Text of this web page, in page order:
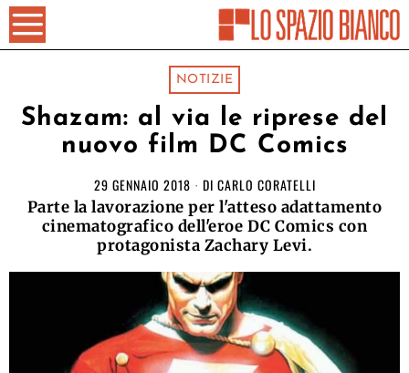
NOTIZIE
Shazam: al via le riprese del
nuovo film DC Comics
29 GENNAIO 2018 DI CARLO CORATELLI
Parte la lavorazione per l'atteso adattamento
cinematografico dell'eroe DC Comics con
protagonista Zachary Levi.